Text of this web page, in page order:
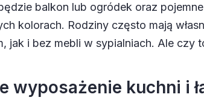
balkon lub ogródek oraz
kolorach. Rodziny często mają
jak i bez mebli w sypialniach. Ale
wyposażenie kuchni i